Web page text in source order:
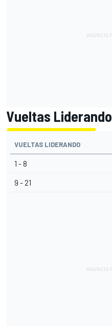
Vueltas Liderando
VUELTAS LIDERANDO
1 - 8
9 - 21